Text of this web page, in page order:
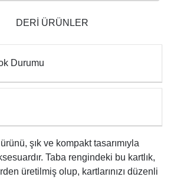
DERİ ÜRÜNLER
Durumu
şık ve kompakt tasarımıyla
Taba rengindeki bu kartlık,
üretilmiş olup, kartlarınızı düzenli